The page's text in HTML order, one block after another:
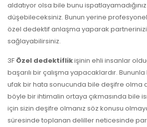
aldatıyor olsa bile bunu
düşebileceksiniz. Bunun yerine
özel dedektif anlaşma yaparak partnerinizin
sağlayabilirsiniz.
3F Özel dedektiflikişinin ehli insanlar
başarılı bir çalışma yapacaklardır.
ufak bir hata sonucunda bile deşifre olma
böyle bir ihtimalin ortaya çıkmasında bile
için sizin deşifre olmanız söz konusu
süresinde toplanan deliller neticesinde